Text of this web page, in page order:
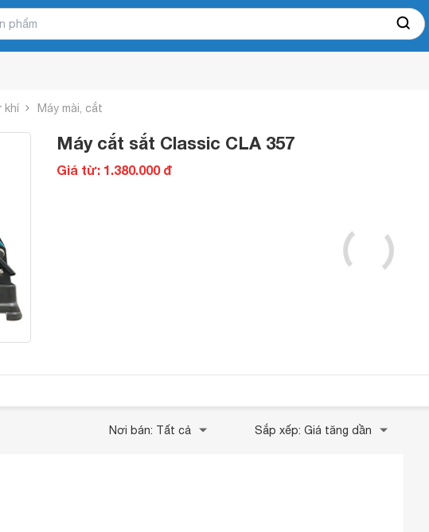
khí Máy mài, cắt
Máy cắt sắt Classic CLA 357
Giá từ: 1.380.000 đ
Nơi bán: Tất cả Sắp xếp: Giá tăng dần